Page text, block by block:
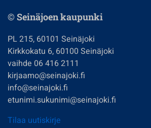
© Seinäjoen kaupunki
PL 215, 60101 Seinäjoki
Kirkkokatu 6, 60100 Seinäjoki
vaihde 06 416 2111
kirjaamo@seinajoki.fi
info@seinajoki.fi
etunimi.sukunimi@seinajoki.fi
Tilaa uutiskirje